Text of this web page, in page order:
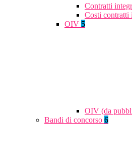
Contratti
Costi contratti
OIV 5
OIV (da
Bandi di concorso 6